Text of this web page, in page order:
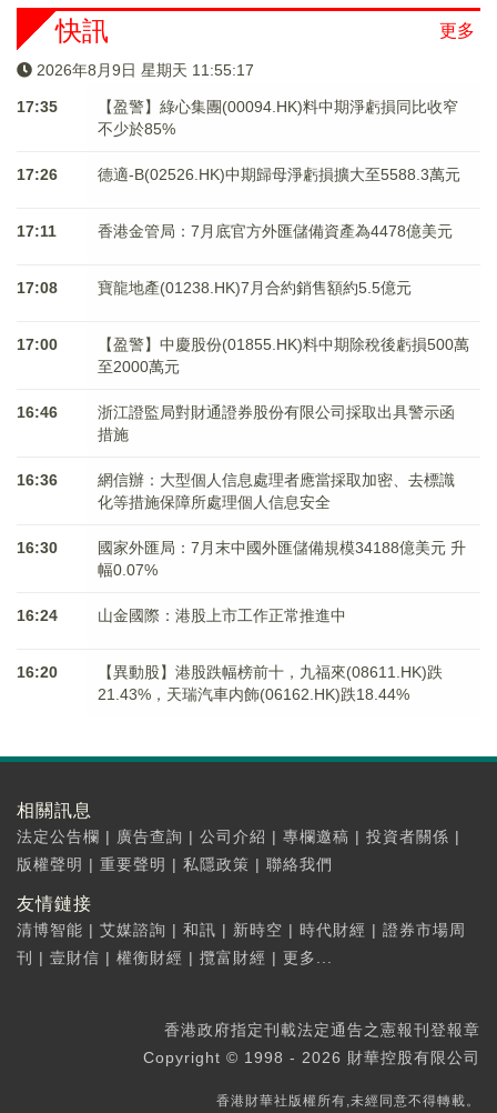
更多
快訊
2026年8月9日 星期天 11:55:17
17:35
【盈警】綠心集團(00094.HK)料中期淨虧損同比收窄
不少於85%
17:26 德適-B(02526.HK)中期歸母淨虧損擴大至5588.3萬元
17:11 香港金管局：7月底官方外匯儲備資產為4478億美元
17:08 寶龍地產(01238.HK)7月合約銷售額約5.5億元
17:00
【盈警】中慶股份(01855.HK)料中期除稅後虧損500萬
至2000萬元
16:46
浙江證監局對財通證券股份有限公司採取出具警示函
措施
16:36
網信辦：大型個人信息處理者應當採取加密、去標識
化等措施保障所處理個人信息安全
16:30
國家外匯局：7月末中國外匯儲備規模34188億美元 升
幅0.07%
16:24 山金國際：港股上市工作正常推進中
16:20
【異動股】港股跌幅榜前十，九福來(08611.HK)跌
21.43%，天瑞汽車内飾(06162.HK)跌18.44%
相關訊息
法定公告欄 | 廣告查詢 | 公司介紹 | 專欄邀稿 | 投資者關係 |
版權聲明 | 重要聲明 | 私隱政策 | 聯絡我們
友情鏈接
清博智能 | 艾媒諮詢 | 和訊 | 新時空 | 時代財經 | 證券市場周
刊
| 壹財信 | 權衡財經 | 攬富財經 | 更多...
香港政府指定刊載法定通告之憲報刊登報章
Copyright © 1998 - 2026 財華控股有限公司
香港財華社版權所有,未經同意不得轉載。